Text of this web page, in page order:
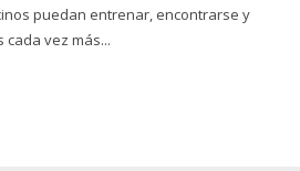
puedan entrenar, encontrarse y
vez más...